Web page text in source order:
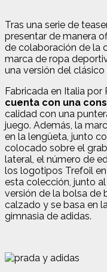
Tras una serie de
presentar de manera
de colaboración de la
marca de ropa
una versión del clásico
Fabricada en Italia por
cuenta con una
calidad con una
juego. Además, la
en la lengüeta, junto
colocado sobre el
lateral, el número de
los logotipos Trefoil
esta colección, junto
versión de la bolsa de
calzado y se basa en
gimnasia de adidas.